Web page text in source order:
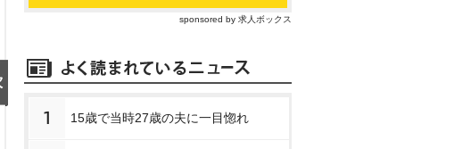
sponsored by 求人ボックス
1 15歳で当時27歳の夫に一目惚れ